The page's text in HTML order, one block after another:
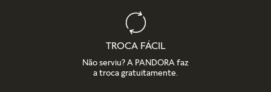
TROCA FÁCIL
Não serviu? A PANDORA faz
a troca gratuitamente.